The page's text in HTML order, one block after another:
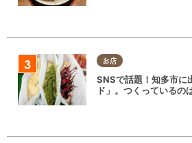
お店
SNSで話題！知多市に
ド」。つくっているの